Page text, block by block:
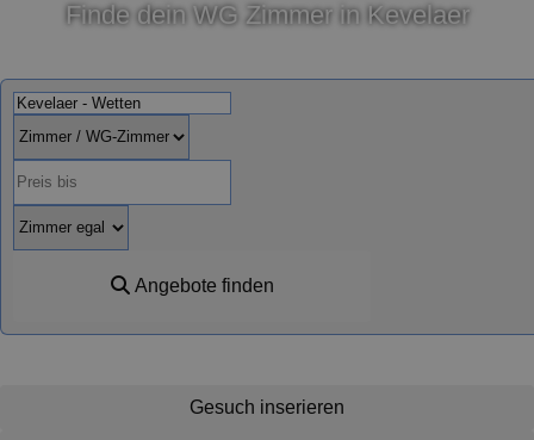
Finde dein WG Zimmer in Kevelaer
Angebote finden
Gesuch inserieren